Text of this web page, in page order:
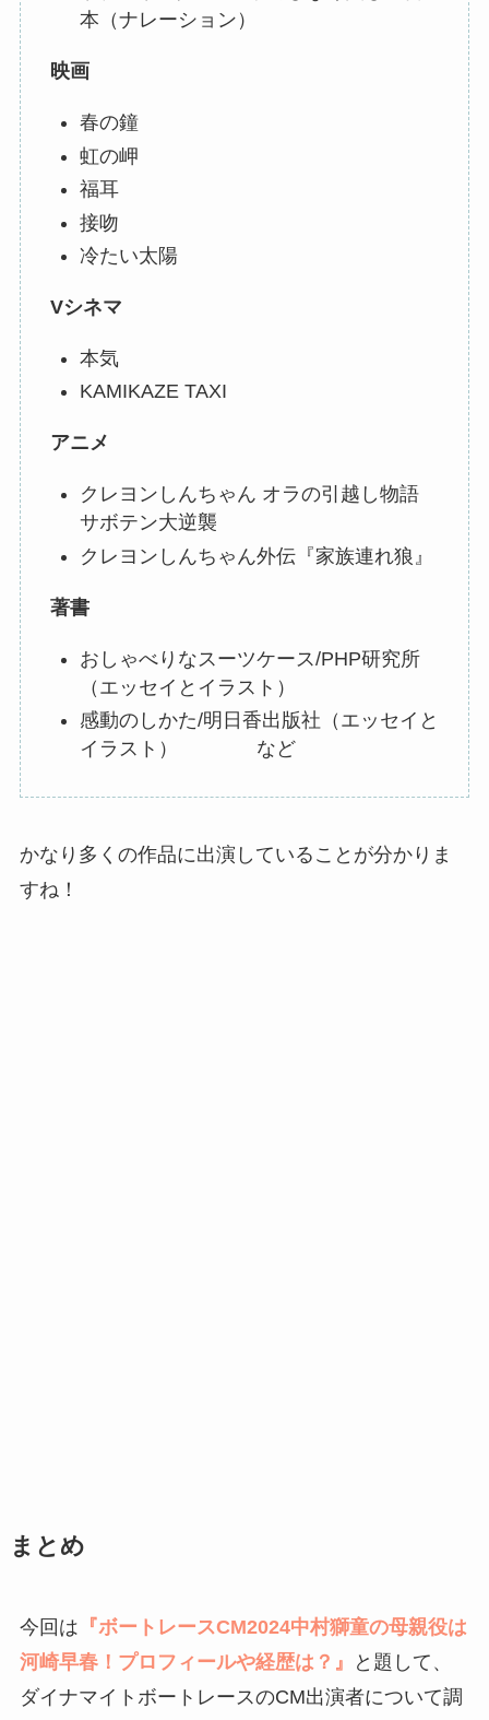
本（ナレーション）
映画
春の鐘
虹の岬
福耳
接吻
冷たい太陽
Vシネマ
本気
KAMIKAZE TAXI
アニメ
クレヨンしんちゃん オラの引越し物語
サボテン大逆襲
クレヨンしんちゃん外伝『家族連れ狼』
著書
おしゃべりなスーツケース/PHP研究所
（エッセイとイラスト）
感動のしかた/明日香出版社（エッセイと
イラスト） など
かなり多くの作品に出演していることが分かりま
すね！
まとめ
今回は 『ボートレースCM2024中村獅童の母親役は
河崎早春！プロフィールや経歴は？』
と題して、
ダイナマイトボートレースのCM出演者について調